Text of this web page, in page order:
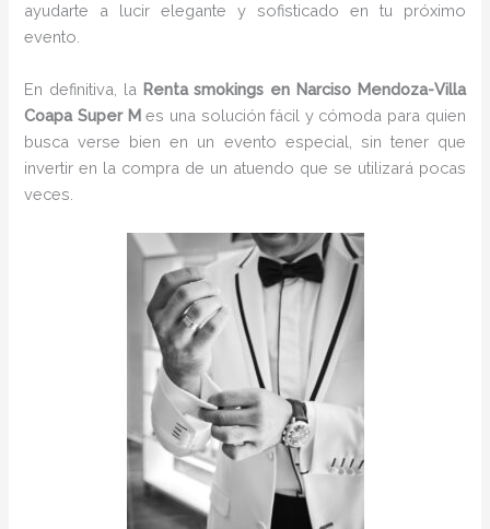
ayudarte a lucir elegante y sofisticado en tu próximo
evento.
En definitiva, la Renta smokings en Narciso Mendoza-Villa
Coapa Super Mes una solución fácil y cómoda para quien
busca verse bien en un evento especial, sin tener que
invertir en la compra de un atuendo que se utilizará pocas
veces.